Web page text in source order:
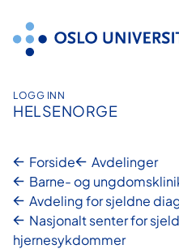
innhold
LOGG INN
HELSENORGE
Forside
Avdelinger
Barne- og
Avdeling for sjeldne
Nasjonalt senter for
hjernesykdommer